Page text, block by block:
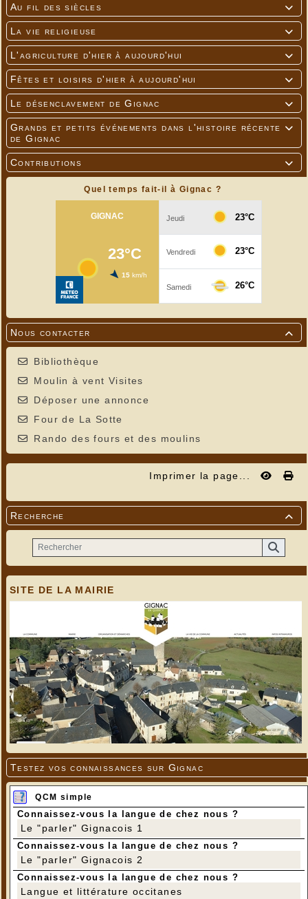

Au fil des siècles

La vie religieuse

L'agriculture d'hier à aujourd'hui

Fêtes et loisirs d'hier à aujourd'hui

Le désenclavement de Gignac

Grands et petits événements dans l'histoire récente
de Gignac

Contributions
Quel temps fait-il à Gignac ?

Nous contacter
Bibliothèque
Moulin à vent Visites
Déposer une annonce
Four de La Sotte
Rando des fours et des moulins
Imprimer la page...

Recherche
SITE DE LA MAIRIE
Testez vos connaissances sur Gignac
QCM simple
Connaissez-vous la langue de chez nous ?
Le "parler" Gignacois 1
Connaissez-vous la langue de chez nous ?
Le "parler" Gignacois 2
Connaissez-vous la langue de chez nous ?
Langue et littérature occitanes